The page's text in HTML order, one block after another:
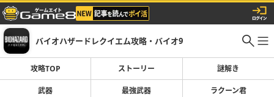
バイオハザードレクイエム攻略・バイオ9
攻略TOP ストーリー 謎解き
武器 最強武器 ラクーン君